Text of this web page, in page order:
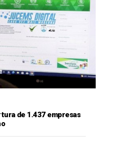
de 1.437 empresas